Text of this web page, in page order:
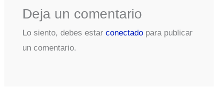
Deja un comentario
Lo siento, debes estar conectadopara publicar
un comentario.